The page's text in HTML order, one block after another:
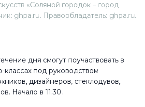
«Соляной городок – город
ghpa.ru. Правообладатель: ghpa.ru.
дня смогут поучаствовать в
классах под руководством
дизайнеров, стеклодувов,
Начало в 11:30.